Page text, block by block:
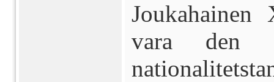
Joukahainen
vara den